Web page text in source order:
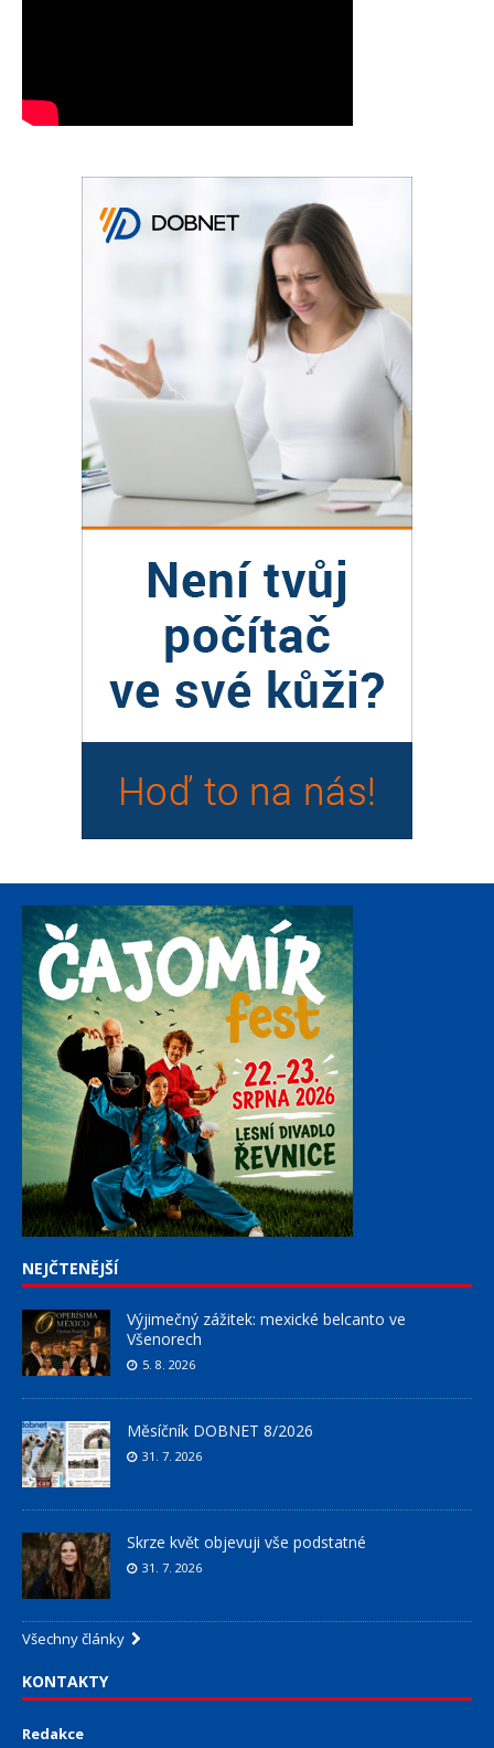
NEJČTENĚJŠÍ
Výjimečný zážitek: mexické belcanto ve
Všenorech
5. 8. 2026
Měsíčník DOBNET 8/2026
31. 7. 2026
Skrze květ objevuji vše podstatné
31. 7. 2026
Všechny články
KONTAKTY
Redakce